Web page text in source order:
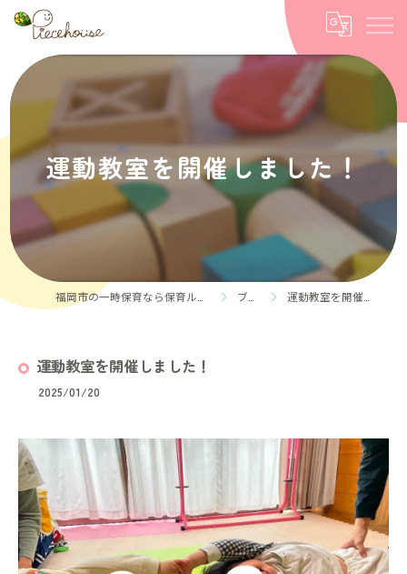
運動教室を開催しました！
ブログ 運動教室を開催しました！
運動教室を開催しました！
2025/01/20